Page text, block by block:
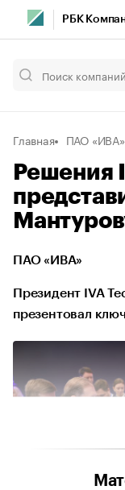
РБК
Главная ПАО «ИВА»
Решения
ПАО «ИВА»
Президент IVA
презентовал